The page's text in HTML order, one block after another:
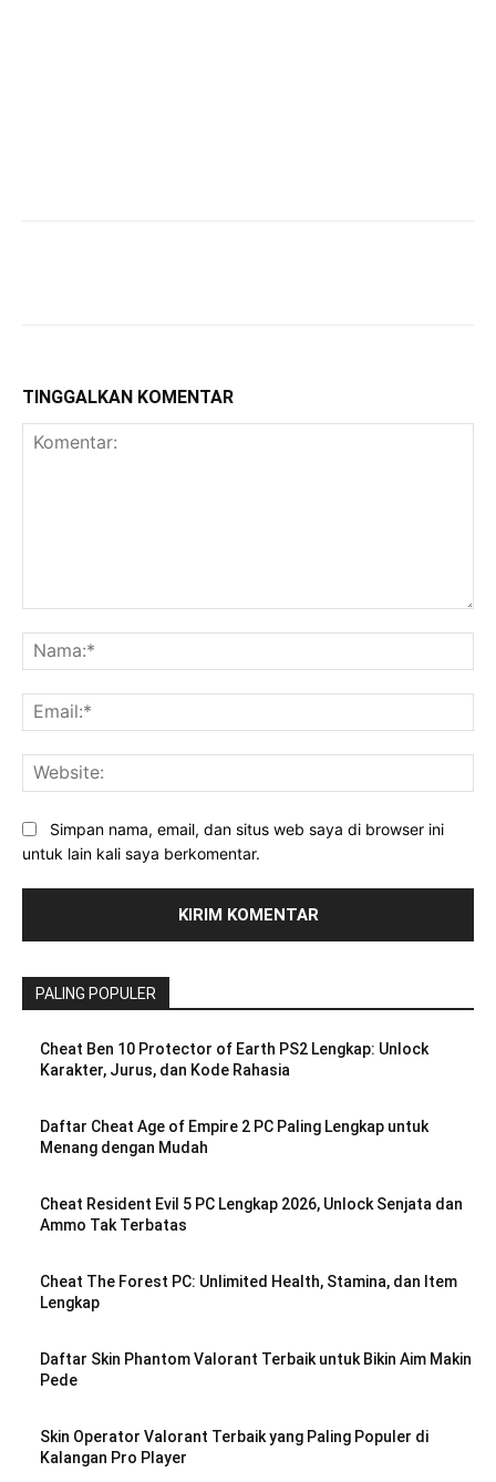
TINGGALKAN KOMENTAR
Simpan nama, email, dan situs web saya di browser ini
untuk lain kali saya berkomentar.
PALING POPULER
Cheat Ben 10 Protector of Earth PS2 Lengkap: Unlock
Karakter, Jurus, dan Kode Rahasia
Daftar Cheat Age of Empire 2 PC Paling Lengkap untuk
Menang dengan Mudah
Cheat Resident Evil 5 PC Lengkap 2026, Unlock Senjata dan
Ammo Tak Terbatas
Cheat The Forest PC: Unlimited Health, Stamina, dan Item
Lengkap
Daftar Skin Phantom Valorant Terbaik untuk Bikin Aim Makin
Pede
Skin Operator Valorant Terbaik yang Paling Populer di
Kalangan Pro Player